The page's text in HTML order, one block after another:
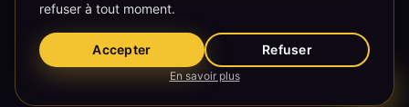
06
Menton (06500), Côte d'Azur
© 2026 Voyance & Prédiction. Tous droits réservés.
refuser à tout moment.
Accepter Refuser
En savoir plus